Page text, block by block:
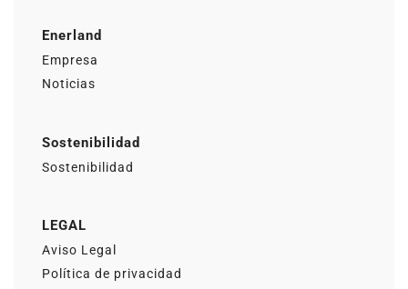
Enerland
Empresa
Noticias
Sostenibilidad
Sostenibilidad
LEGAL
Aviso Legal
Política de privacidad